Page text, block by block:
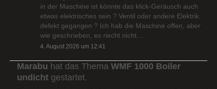
in der Maschine ist könnte das klick-Geräusch auch
etwas elektrisches sein ? Ventil oder andere Elektrik
defekt gegangen ? Ich hab die Maschine offen, aber
wie geschrieben, es riecht nicht…
4. August 2026 um 12:41
Marabu hat das Thema WMF 1000 Boiler
undicht gestartet.